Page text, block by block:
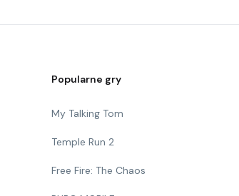
Popularne gry
My Talking Tom
Temple Run 2
Free Fire: The Chaos